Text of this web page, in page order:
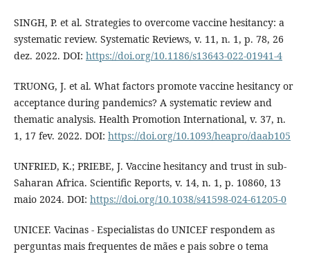
SINGH, P. et al. Strategies to overcome vaccine hesitancy: a
systematic review. Systematic Reviews, v. 11, n. 1, p. 78, 26
dez. 2022. DOI: https://doi.org/10.1186/s13643-022-01941-4
TRUONG, J. et al. What factors promote vaccine hesitancy or
acceptance during pandemics? A systematic review and
thematic analysis. Health Promotion International, v. 37, n.
1, 17 fev. 2022. DOI: https://doi.org/10.1093/heapro/daab105
UNFRIED, K.; PRIEBE, J. Vaccine hesitancy and trust in sub-
Saharan Africa. Scientific Reports, v. 14, n. 1, p. 10860, 13
maio 2024. DOI: https://doi.org/10.1038/s41598-024-61205-0
UNICEF. Vacinas - Especialistas do UNICEF respondem as
perguntas mais frequentes de mães e pais sobre o tema